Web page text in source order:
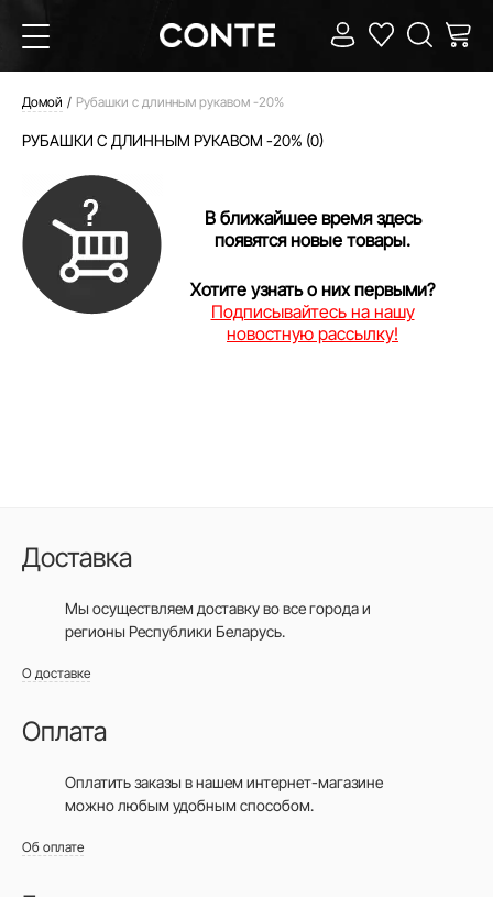
Домой Рубашки с длинным рукавом -20%
РУБАШКИ С ДЛИННЫМ РУКАВОМ -20% (0)
В ближайшее время здесь
появятся новые товары.
Хотите узнать о них первыми?
Подписывайтесь на нашу
новостную рассылку!
Доставка
Мы осуществляем доставку во все городаи
регионы Республики Беларусь.
О доставке
Оплата
Оплатить заказы в нашем интернет-магазине
можно любым удобным способом.
Об оплате